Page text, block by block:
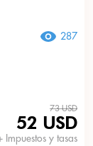
287
73 USD
52 USD
Impuestos y tasas